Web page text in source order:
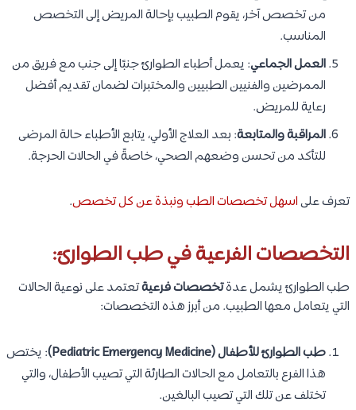
من تخصص آخر، يقوم الطبيب بإحالة المريض إلى التخصص
المناسب.
العمل الجماعي: يعمل أطباء الطوارئ جنبًا إلى جنب مع فريق من
الممرضين والفنيين الطبيين والمختبرات لضمان تقديم أفضل
رعاية للمريض.
المراقبة والمتابعة: بعد العلاج الأولي، يتابع الأطباء حالة المرضى
للتأكد من تحسن وضعهم الصحي، خاصةً في الحالات الحرجة.
تعرف علىاسهل تخصصات الطب ونبذة عن كل تخصص.
التخصصات الفرعية في طب الطوارئ:
طب الطوارئ يشمل عدةتخصصات فرعيةتعتمد على نوعية الحالات
التي يتعامل معها الطبيب. من أبرز هذه التخصصات:
طب الطوارئ للأطفال (Pediatric Emergency Medicine)
: يختص
هذا الفرع بالتعامل مع الحالات الطارئة التي تصيب الأطفال، والتي
تختلف عن تلك التي تصيب البالغين.